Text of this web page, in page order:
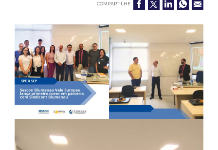
COMPARTILHE